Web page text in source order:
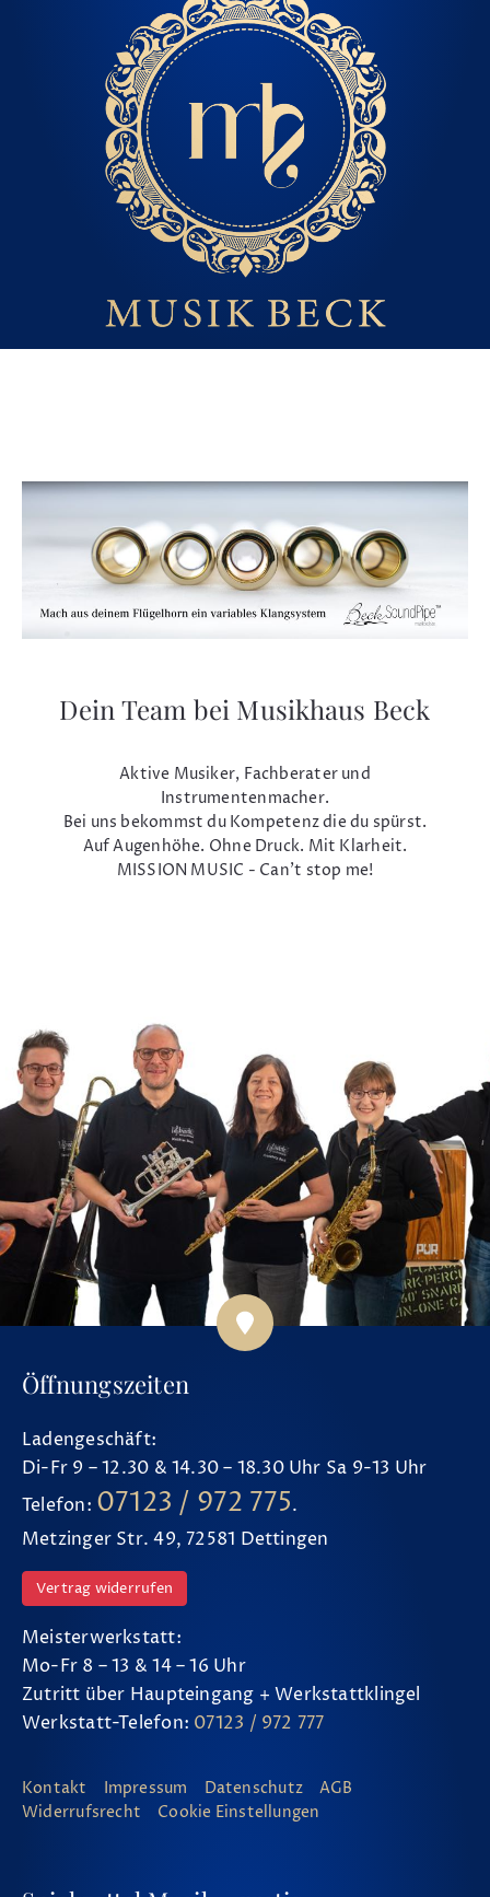
Dein Team bei Musikhaus Beck
Aktive Musiker, Fachberater und
Instrumentenmacher.
Bei uns bekommst du Kompetenz die du spürst.
Auf Augenhöhe. Ohne Druck. Mit Klarheit.
MISSION MUSIC - Can't stop me!
Öffnungszeiten
Ladengeschäft:
Di-Fr 9 – 12.30 & 14.30 – 18.30 Uhr Sa 9-13 Uhr
Telefon: 07123 / 972 775.
Metzinger Str. 49, 72581 Dettingen
Vertrag widerrufen
Meisterwerkstatt:
Mo-Fr 8 – 13 & 14 – 16 Uhr
Zutritt über Haupteingang + Werkstattklingel
Werkstatt-Telefon: 07123 / 972 777
Kontakt Impressum Datenschutz
AGB
Widerrufsrecht
Cookie Einstellungen